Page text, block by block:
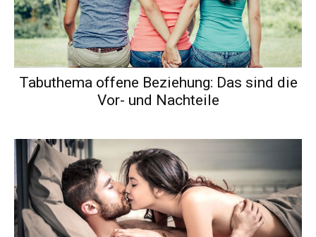
Tabuthema offene Beziehung: Das sind die
Vor- und Nachteile